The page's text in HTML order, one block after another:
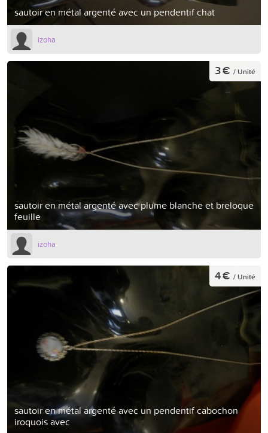
sautoir en métal argenté avec un pendentif chat
izoha
sautoir en métal argenté avec plume blanche et breloque
feuille
3 € / Unité
izoha
sautoir en métal argenté avec un pendentif cabochon
iroquois avec
4 € / Unité